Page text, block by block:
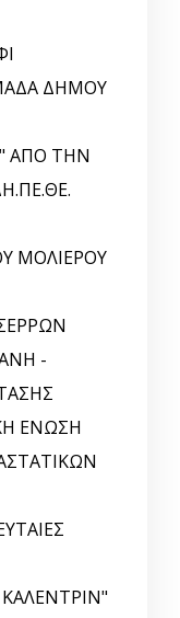
ΔΗΜΟΥ
ΑΠΟ ΤΗΝ
ΜΟΛΙΕΡΟΥ
-
EΝΩΣΗ